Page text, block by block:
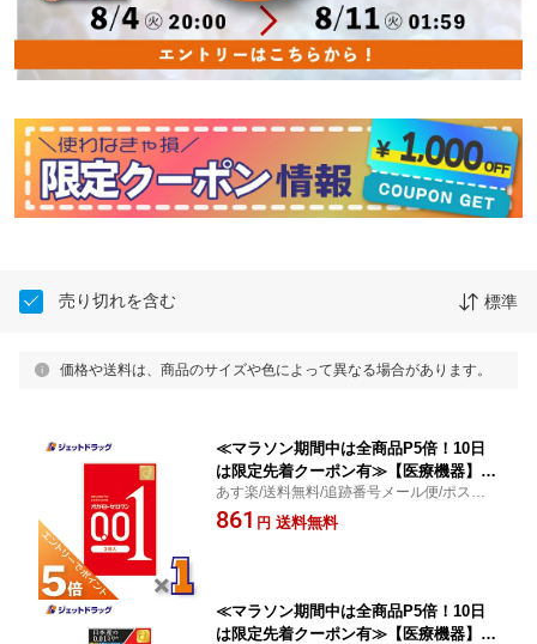
売り切れを含む 標準
価格や送料は、商品のサイズや色によって異なる場合があります。
≪マラソン期間中は全商品P5倍！10日
は限定先着クーポン有≫【医療機器】オ
カモトゼロワン 3個入 ×1個〔避妊具〕
あす楽/送料無料/追跡番号メール便/ポスト
投函/均一な薄さ/オカモトコンドームズ
861 円 送料無料
≪マラソン期間中は全商品P5倍！10日
は限定先着クーポン有≫【医療機器】オ